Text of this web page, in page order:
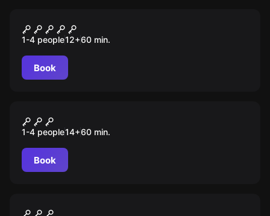
Payday 2
1-4 people12+60 min.
Book
Phasmophobia
1-4 people14+60 min.
Book